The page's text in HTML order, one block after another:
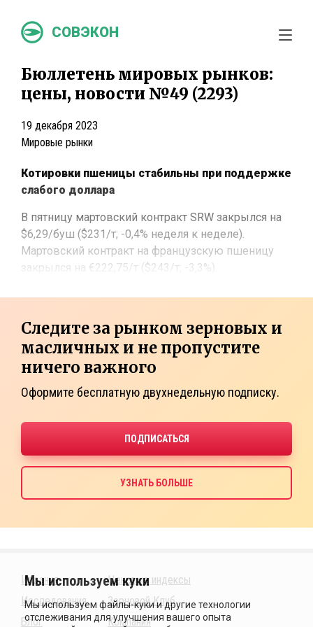
СОВЭКОН
Бюллетень мировых рынков:
цены, новости №49 (2293)
19 декабря 2023
Мировые рынки
Котировки пшеницы стабильны при поддержке
слабого доллара
В пятницу мартовский контракт SRW закрылся на
$6,29/буш ($231/т; -0,4% неделя к неделе).
Мартовский контракт на французскую пшеницу
закрылся на €222,75/т ($243/т; -3,3%).
Следите за рынком зерновых и
масличных и не пропустите
ничего важного
Оформите бесплатную двухнедельную подписку.
Издания
Исследования
Блог
Ценовые индексы
Зерновой Клуб
Компания